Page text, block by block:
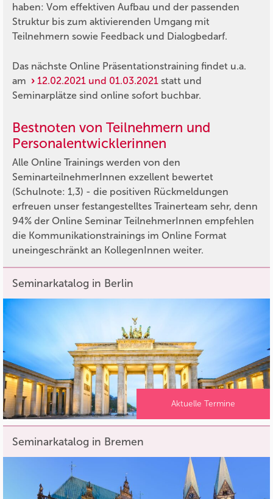
haben: Vom effektiven Aufbau und der passenden
Struktur bis zum aktivierenden Umgang mit
Teilnehmern sowie Feedback und Dialogbedarf.
Das nächste Online Präsentationstraining findet u.a.
am
12.02.2021 und 01.03.2021 statt und
Seminarplätze sind online sofort buchbar.
Bestnoten von Teilnehmern und
Personalentwicklerinnen
Alle Online Trainings werden von den
SeminarteilnehmerInnen exzellent bewertet
(Schulnote: 1,3) - die positiven Rückmeldungen
erfreuen unser festangestelltes Trainerteam sehr, denn
94% der Online Seminar TeilnehmerInnen empfehlen
die Kommunikationstrainings im Online Format
uneingeschränkt an KollegenInnen weiter.
Seminarkatalog in Berlin
Aktuelle Termine
Seminarkatalog in Bremen